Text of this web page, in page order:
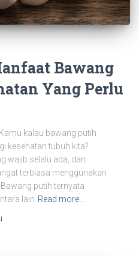
Bawang
Yang Perlu
kalau bawang putih
kesehatan tubuh kita?
wajib selalu ada, dan
terbiasa menggunakan
putih ternyata
lain Read more…